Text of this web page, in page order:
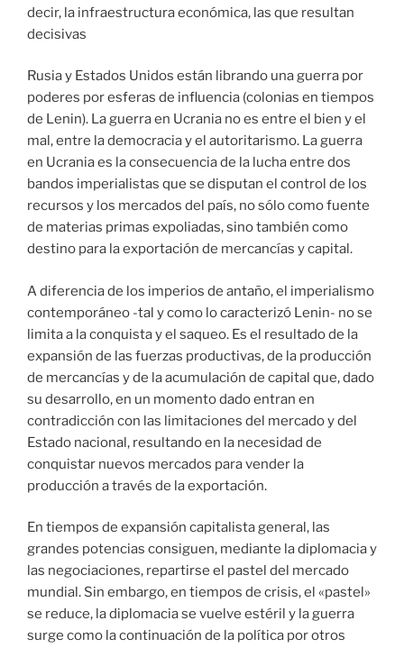
decir, la infraestructura económica, las que resultan
decisivas
Rusia y Estados Unidos están librando una guerra por
poderes por esferas de influencia (colonias en tiempos
de Lenin). La guerra en Ucrania no es entre el bien y el
mal, entre la democracia y el autoritarismo. La guerra
en Ucrania es la consecuencia de la lucha entre dos
bandos imperialistas que se disputan el control de los
recursos y los mercados del país, no sólo como fuente
de materias primas expoliadas, sino también como
destino para la exportación de mercancías y capital.
A diferencia de los imperios de antaño, el imperialismo
contemporáneo -tal y como lo caracterizó Lenin- no se
limita a la conquista y el saqueo. Es el resultado de la
expansión de las fuerzas productivas, de la producción
de mercancías y de la acumulación de capital que, dado
su desarrollo, en un momento dado entran en
contradicción con las limitaciones del mercado y del
Estado nacional, resultando en la necesidad de
conquistar nuevos mercados para vender la
producción a través de la exportación.
En tiempos de expansión capitalista general, las
grandes potencias consiguen, mediante la diplomacia y
las negociaciones, repartirse el pastel del mercado
mundial. Sin embargo, en tiempos de crisis, el «pastel»
se reduce, la diplomacia se vuelve estéril y la guerra
surge como la continuación de la política por otros